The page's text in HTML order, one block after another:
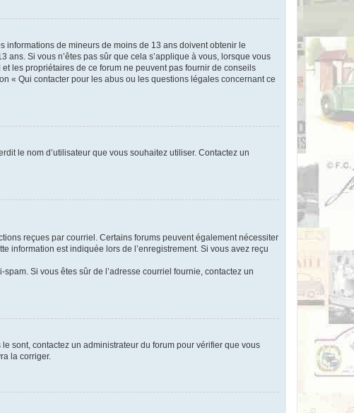
de mineurs de moins de 13 ans doivent obtenir le
Si vous n’êtes pas sûr que cela s’applique à vous, lorsque vous
les propriétaires de ce forum ne peuvent pas fournir de conseils
« Qui contacter pour les abus ou les questions légales concernant ce
le nom d’utilisateur que vous souhaitez utiliser. Contactez un
reçues par courriel. Certains forums peuvent également nécessiter
information est indiquée lors de l’enregistrement. Si vous avez reçu
Si vous êtes sûr de l’adresse courriel fournie, contactez un
sont, contactez un administrateur du forum pour vérifier que vous
la corriger.